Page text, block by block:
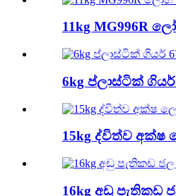
11kg MG996R
6kg ප්ලාස්ටික්
15kg ද්විත්ව අක්ෂ
16kg අඩු පැතිකඩ